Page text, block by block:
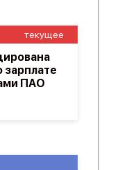
текущее
зарплате
ПАО